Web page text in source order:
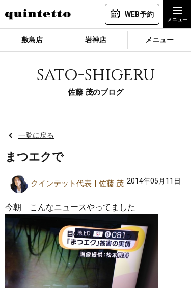
WEB予約
敷島店 岩神店 メニュー
sato-shigeru
佐藤 茂のブログ
一覧に戻る
まつエクで
クインテット代表 佐藤 茂 2014年05月11日
今朝 こんなニュースやってました